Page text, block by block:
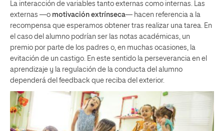
La interacción de variables tanto externas como internas. Las
externas —o motivación extrínseca— hacen referencia a la
recompensa que esperamos obtener tras realizar una tarea. En
el caso del alumno podrían ser las notas académicas, un
premio por parte de los padres o, en muchas ocasiones, la
evitación de un castigo. En este sentido la perseverancia en el
aprendizaje y la regulación de la conducta del alumno
dependerá del feedback que reciba del exterior.